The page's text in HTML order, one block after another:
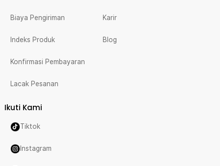
Biaya Pengiriman
Indeks Produk
Konfirmasi Pembayaran
Lacak Pesanan
Karir
Blog
Ikuti Kami
Tiktok
Instagram